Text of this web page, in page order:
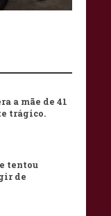
a mãe de 41
trágico.
tentou
de